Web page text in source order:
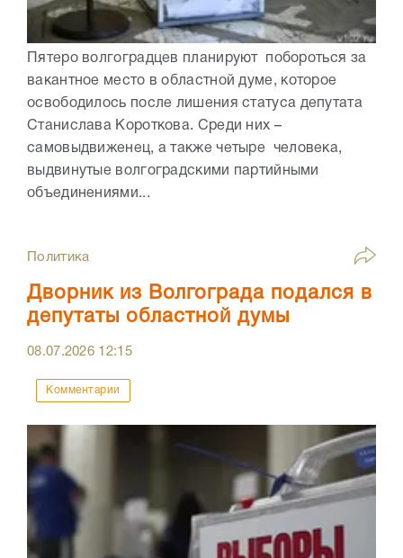
Пятеро волгоградцев планируют побороться за
вакантное место в областной думе, которое
освободилось после лишения статуса депутата
Станислава Короткова. Среди них –
самовыдвиженец, а также четыре человека,
выдвинутые волгоградскими партийными
объединениями...
Политика
Дворник из Волгограда подался в
депутаты областной думы
08.07.2026 12:15
Комментарии